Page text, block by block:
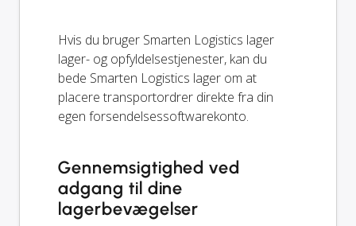
Hvis du bruger Smarten Logistics lager
lager- og opfyldelsestjenester, kan du
bede Smarten Logistics lager om at
placere transportordrer direkte fra din
egen forsendelsessoftwarekonto.
Gennemsigtighed ved
adgang til dine
lagerbevægelser